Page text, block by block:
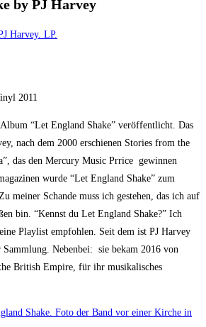
by PJ Harvey
2011
“Let England Shake” veröffentlicht. Das
nach dem 2000 erschienen Stories from the
das den Mercury Music Prrice gewinnen
wurde “Let England Shake” zum
meiner Schande muss ich gestehen, das ich auf
bin. “Kennst du Let England Shake?” Ich
Playlist empfohlen. Seit dem ist PJ Harvey
Sammlung. Nebenbei: sie bekam 2016 von
British Empire, für ihr musikalisches